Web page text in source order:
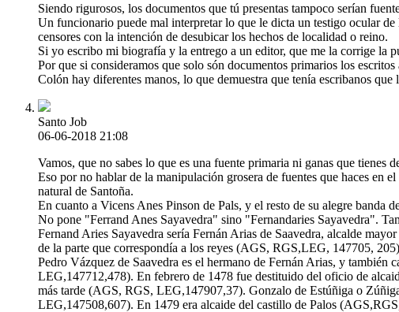
Siendo rigurosos, los documentos que tú presentas tampoco serían
Un funcionario puede mal interpretar lo que le dicta un testigo ocular
censores con la intención de desubicar los hechos de localidad o reino.
Si yo escribo mi biografía y la entrego a un editor, que me la corrige la
Por que si consideramos que solo són documentos primarios los
Colón hay diferentes manos, lo que demuestra que tenía escribanos que
Santo Job
06-06-2018 21:08
Vamos, que no sabes lo que es una fuente primaria ni ganas que tienes
Eso por no hablar de la manipulación grosera de fuentes que haces en
natural de Santoña.
En cuanto a Vicens Anes Pinson de Pals, y el resto de su alegre banda
No pone "Ferrand Anes Sayavedra" sino "Fernandaries Sayavedra".
Fernand Aries Sayavedra sería Fernán Arias de Saavedra, alcalde
de la parte que correspondía a los reyes (AGS, RGS,LEG, 147705,
Pedro Vázquez de Saavedra es el hermano de Fernán Arias, y
LEG,147712,478). En febrero de 1478 fue destituido del oficio de
más tarde (AGS, RGS, LEG,147907,37). Gonzalo de Estúñiga o
LEG,147508,607). En 1479 era alcaide del castillo de Palos